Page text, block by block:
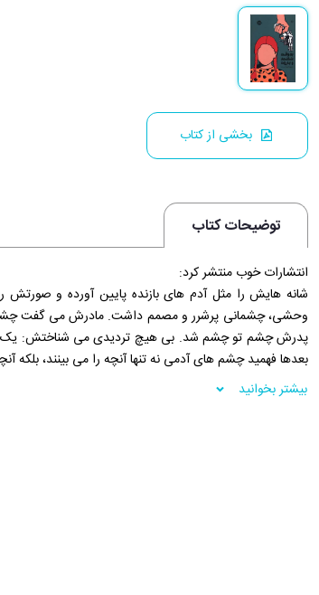
بخشی از کتاب
توضیحات کتاب
انتشارات خوب منتشر کرد:
شانه هایش را مثل آدم های بازنده پایین آورده و
وحشی، چشمانی پرشرر و مصمم داشت. مادرش می گفت
پدرش چشم تو چشم شد. بی هیچ تردیدی می شناختش:
بعدها فهمید چشم های آدمی نه تنها آنچه را می بینند، بلکه
پی برد؛ او حتما فرار کرده بود. پدرش آدم بدی بود؛ سارق بود
فروشگاه اینترنتی 30بوک
بیشتر بخوانید